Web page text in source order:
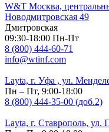
W&T Москва,
Новодмитровская 49
Дмитровская
09:30-18:00 Пн-Пт
8 (800) 444-60-71
info@wtinf.com
Layta, г. Уфа , ул.
Пн – Пт, 9:00-18:00
8 (800) 444-35-00 (доб.2)
Layta, г. Ставрополь, ул.